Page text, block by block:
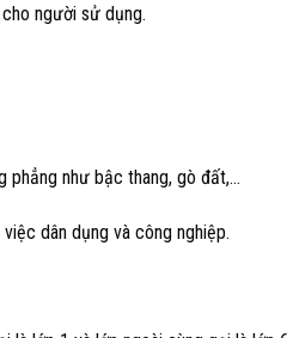
người sử dụng.
phẳng như bậc thang, gò đất,…
dân dụng và công nghiệp.